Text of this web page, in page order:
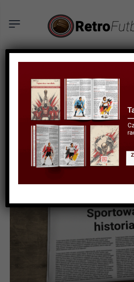
SPORTOWA HISTORIA
Zagłębie
polityczne
Śląsku